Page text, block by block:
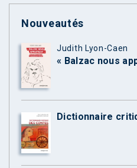
Nouveautés
Judith Lyon-Caen
« Balzac nous
Dictionnaire